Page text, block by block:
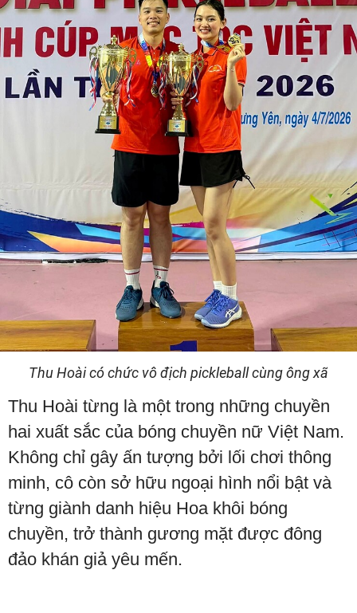
Thu Hoài có chức vô địch pickleball cùng ông xã
Thu Hoài từng là một trong những chuyền
hai xuất sắc của bóng chuyền nữ Việt Nam.
Không chỉ gây ấn tượng bởi lối chơi thông
minh, cô còn sở hữu ngoại hình nổi bật và
từng giành danh hiệu Hoa khôi bóng
chuyền, trở thành gương mặt được đông
đảo khán giả yêu mến.